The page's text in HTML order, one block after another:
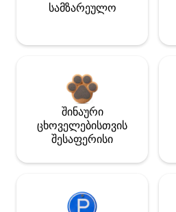
სამზარეულო
შინაური
ცხოველებისთვის
შესაფერისი